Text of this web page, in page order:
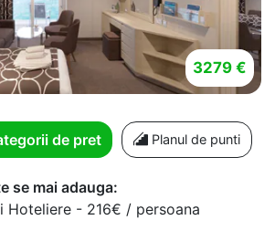
3279 €
de pret Planul de punti
se mai adauga:
Hoteliere - 216€ / persoana